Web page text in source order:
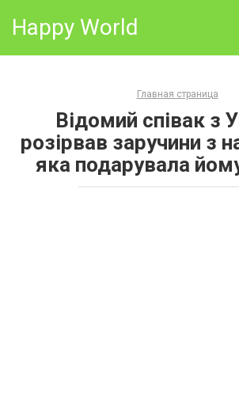
Happy World
Главная страница
Відомий співак з
розірвав заручини з
яка подарувала